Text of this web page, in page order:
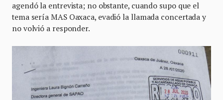
agendó la entrevista; no obstante, cuando supo que el
tema sería MAS Oaxaca, evadió la llamada concertada y
no volvió a responder.